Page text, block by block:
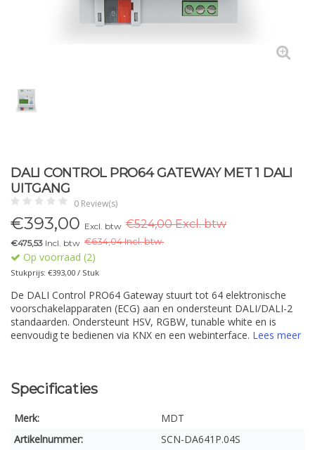
DALI CONTROL PRO64 GATEWAY MET 1 DALI
UITGANG
0 Review(s)
€393,00 Excl. btw €524,00 Excl. btw
€475,53 Incl. btw €634,04 Incl. btw.
Op voorraad (2)
Stukprijs: €393,00 / Stuk
De DALI Control PRO64 Gateway stuurt tot 64 elektronische
voorschakelapparaten (ECG) aan en ondersteunt DALI/DALI-2
standaarden. Ondersteunt HSV, RGBW, tunable white en is
eenvoudig te bedienen via KNX en een webinterface. Lees meer
Specificaties
Merk:
MDT
Artikelnummer:
SCN-DA641P.04S